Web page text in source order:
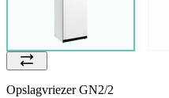
Opslagvriezer GN2/2